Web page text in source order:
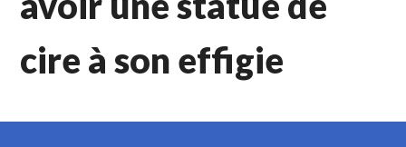
cire à son effigie